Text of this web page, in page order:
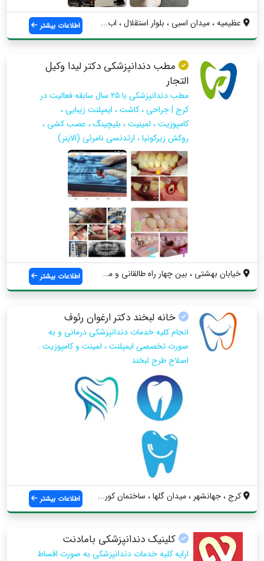
عظیمیه ، میدان اسبی ، بلوار استقلال ، اب... اطلاعات بیشتر
مطب دندانپزشکی دکتر لیدا وکیل
التجار
مطب دندانپزشکی با ۲۵ سال سابقه فعالیت در
کرج | جراحی ، کاشت ، ایمپلنت زیبایی ،
کامپوزیت ، لمینیت ، بلیچینگ ، عصب کشی ،
روکش زیرکونیا ، ارتدنسی نامرئی (الاینر)
خیابان بهشتی ، بین چهار راه طالقانی و می... اطلاعات بیشتر
خانه لبخند دكتر ارغوان رئوف
انجام كليه خدمات دندانپزشكى درمانى و به
صورت تخصصى ايمپلنت ، لمينت و كامپوزيت .
اصلاح طرح لبخند
کرج ، جهانشهر ، ميدان گلها ، ساختمان كور... اطلاعات بیشتر
کلینیک دندانپزشکی بامادنت
ارایه کلیه خدمات دندانپزشکی به صورت اقساط